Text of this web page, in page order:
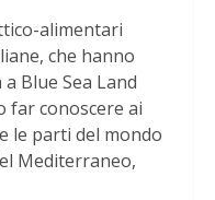
alimentari
che hanno
Blue Sea Land
far conoscere ai
le parti del mondo
Mediterraneo,